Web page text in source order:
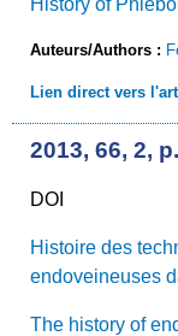
Auteurs/Authors :
Lien direct vers
2013, 66, 2,
DOI
Histoire des
endoveineuses
The history of